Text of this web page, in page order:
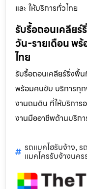
และ ให้บริการทั่วไทย
รับรื้อถอนเคลียร์
วัน-รายเดือน พ
ไทย
รับรื้อถอนเคลียร์ริ่งพื้น
พร้อมคนขับ บริการทุก
งานถมดิน ที่ให้บริการ
งานมืออาชีพด้านบริก
รถแบคโฮรับจ้าง, ร
แมคโครรับจ้างนคร